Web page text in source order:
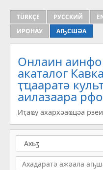
TÜRKÇE РУССКИЙ
ИРОНАУ
АҦСШӘА
Онлаин
aкаталог
ҭҵааратә
аилазаара
Иҭаҩу ахархәаҩцәа